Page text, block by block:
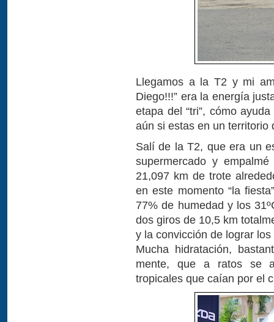
Llegamos a la T2 y mi
Diego!!!” era la energía
etapa del “tri”, cómo
aún si estas en un territorio
Salí de la T2, que era un
supermercado y
21,097 km de trote
en este momento “la
77% de humedad y los
dos giros de 10,5 km
y la convicción de lograr
Mucha hidratación,
mente, que a ratos se
tropicales que caían por el